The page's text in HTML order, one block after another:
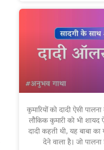
कुमारियों को दादी ऐसी
लौकिक कुमारी को भी शायद
दादी कहती थी, यह बाबा का
देने वाला है। जो